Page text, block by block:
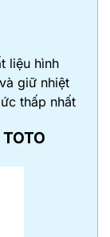
liệu hình
giữ nhiệt
thấp nhất